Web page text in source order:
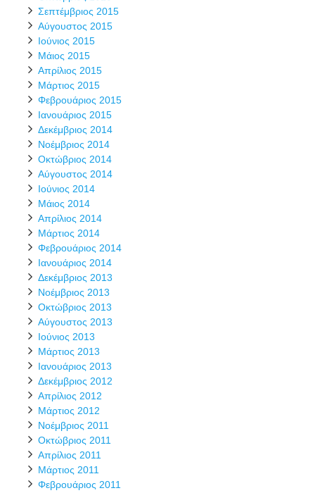
Σεπτέμβριος 2015
Αύγουστος 2015
Ιούνιος 2015
Μάιος 2015
Απρίλιος 2015
Μάρτιος 2015
Φεβρουάριος 2015
Ιανουάριος 2015
Δεκέμβριος 2014
Νοέμβριος 2014
Οκτώβριος 2014
Αύγουστος 2014
Ιούνιος 2014
Μάιος 2014
Απρίλιος 2014
Μάρτιος 2014
Φεβρουάριος 2014
Ιανουάριος 2014
Δεκέμβριος 2013
Νοέμβριος 2013
Οκτώβριος 2013
Αύγουστος 2013
Ιούνιος 2013
Μάρτιος 2013
Ιανουάριος 2013
Δεκέμβριος 2012
Απρίλιος 2012
Μάρτιος 2012
Νοέμβριος 2011
Οκτώβριος 2011
Απρίλιος 2011
Μάρτιος 2011
Φεβρουάριος 2011